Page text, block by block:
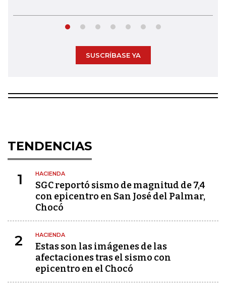
SUSCRÍBASE YA
TENDENCIAS
1 HACIENDA
SGC reportó sismo de magnitud de 7,4
con epicentro en San José del Palmar,
Chocó
2 HACIENDA
Estas son las imágenes de las
afectaciones tras el sismo con
epicentro en el Chocó